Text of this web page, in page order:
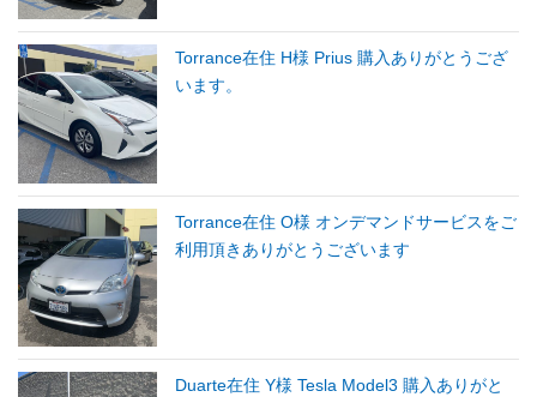
Torrance在住 H様 Prius 購入ありがとうござ
います。
Torrance在住 O様 オンデマンドサービスをご
利用頂きありがとうございます
Duarte在住 Y様 Tesla Model3 購入ありがと